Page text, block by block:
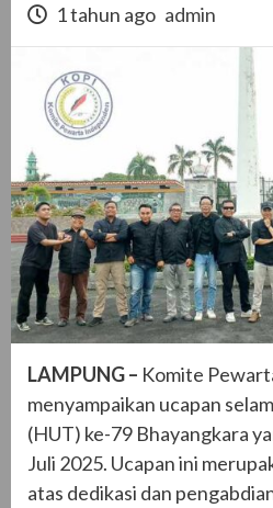
1 tahun ago admin
LAMPUNG – Komite
menyampaikan ucapan
(HUT) ke-79 Bhayangkara
Juli 2025. Ucapan ini
atas dedikasi dan